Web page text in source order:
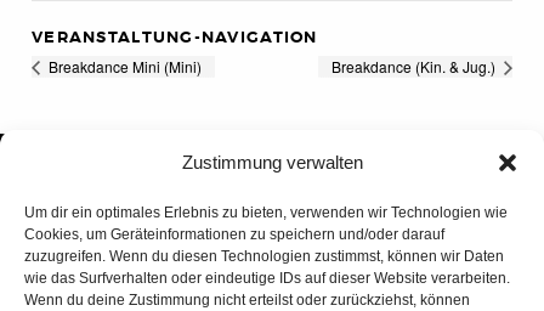
Zustimmung verwalten
Um dir ein optimales Erlebnis zu bieten, verwenden wir Technologien wie
Cookies, um Geräteinformationen zu speichern und/oder darauf
zuzugreifen. Wenn du diesen Technologien zustimmst, können wir Daten
wie das Surfverhalten oder eindeutige IDs auf dieser Website verarbeiten.
Wenn du deine Zustimmung nicht erteilst oder zurückziehst, können
VERANSTALTUNG-NAVIGATION
Breakdance Mini (Mini) Breakdance (Kin. & Jug.)